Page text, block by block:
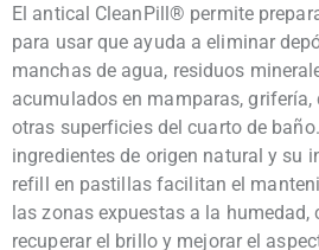
El antical CleanPill® permite
para usar que ayuda a eliminar
manchas de agua, residuos
acumulados en mamparas,
otras superficies del cuarto de
ingredientes de origen natural y su
refill en pastillas facilitan el
las zonas expuestas a la humedad,
recuperar el brillo y mejorar el